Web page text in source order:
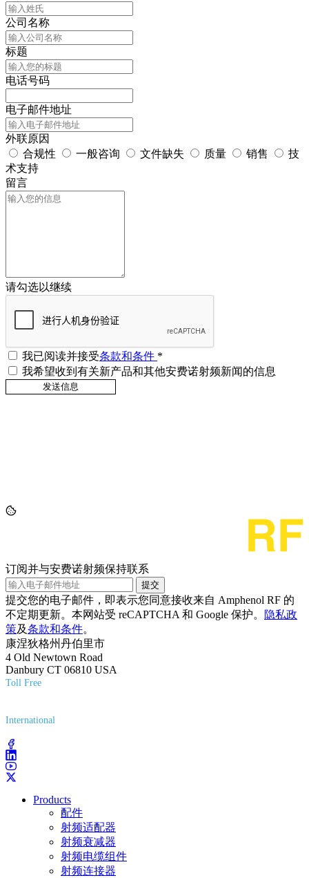
公司名称
标题
电话号码
电子邮件地址
外联原因
合规性
一般咨询 文件缺失 质量 销售
技
术支持
留言
请勾选以继续
我已阅读并接受条款和条件 *
我希望收到有关新产品和其他安费诺射频新闻的信息
订阅并与安费诺射频保持联系
提交
提交您的电子邮件，即表示您同意接收来自 Amphenol RF 的
不定期更新。本网站受 reCAPTCHA 和 Google 保护。
隐私政
策及条款和条件。
康涅狄格州丹伯里市
4 Old Newtown Road
Danbury CT 06810 USA
Toll Free
International
Products
配件
射频适配器
射频衰减器
射频电缆组件
射频连接器